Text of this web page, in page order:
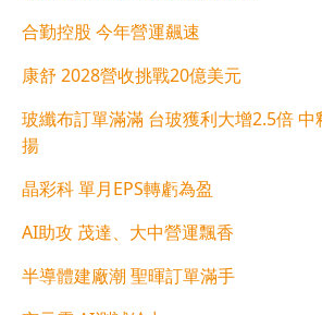
合勤控股 今年營運飆速
康舒 2028營收挑戰20億美元
玻纖布訂單滿滿 台玻獲利大增2.5倍
揚
晶彩科 單月EPS轉虧為盈
AI助攻 茂達、大中營運飄香
半導體建廠潮 聖暉訂單滿手